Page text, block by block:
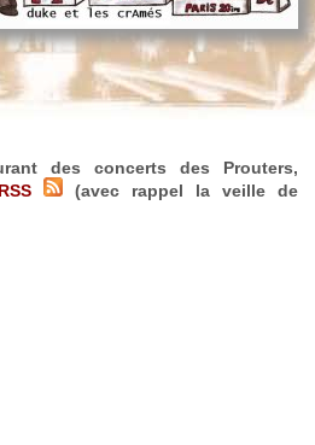
des concerts des Prouters,
(avec rappel la veille de